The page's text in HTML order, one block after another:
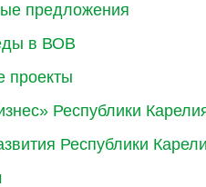
предложения
в ВОВ
проекты
Республики
Республики